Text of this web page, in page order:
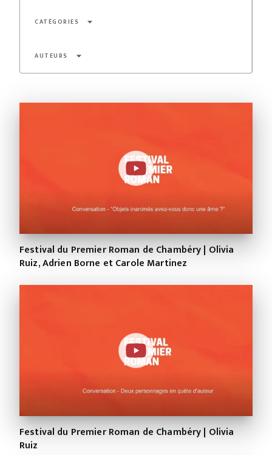
CATÉGORIES arrow_drop_down
AUTEURS arrow_drop_down
Festival du Premier Roman de Chambéry | Olivia
Ruiz, Adrien Borne et Carole Martinez
Festival du Premier Roman de Chambéry | Olivia
Ruiz